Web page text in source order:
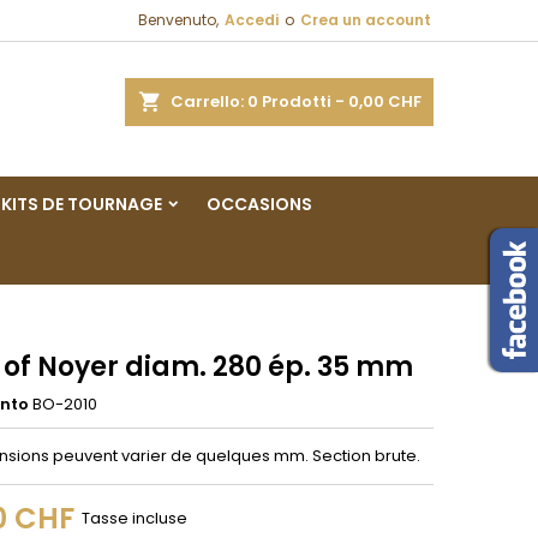
Benvenuto, Accedi o Crea un account
Carrello 0 Prodotti - 0,00 CHF
KITS DE TOURNAGE OCCASIONS
Noyer diam. 280 ép. 35 mm
BO-2010
peuvent varier de quelques mm. Section brute.
CHF Tasse incluse